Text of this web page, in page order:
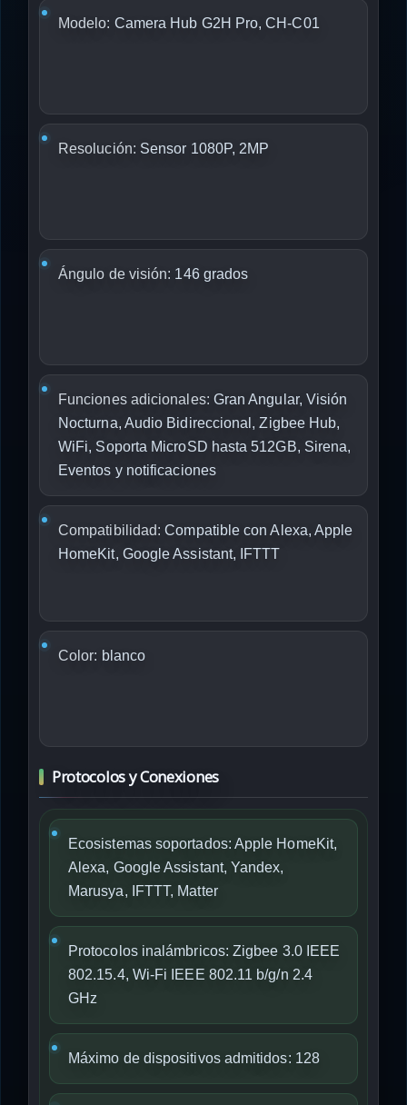
Modelo: Camera Hub G2H Pro, CH-C01
Resolución: Sensor 1080P, 2MP
Ángulo de visión: 146 grados
Funciones adicionales: Gran Angular, Visión
Nocturna, Audio Bidireccional, Zigbee Hub,
WiFi, Soporta MicroSD hasta 512GB, Sirena,
Eventos y notificaciones
Compatibilidad: Compatible con Alexa, Apple
HomeKit, Google Assistant, IFTTT
Color: blanco
Protocolos y Conexiones
Ecosistemas soportados: Apple HomeKit,
Alexa, Google Assistant, Yandex,
Marusya, IFTTT, Matter
Protocolos inalámbricos: Zigbee 3.0 IEEE
802.15.4, Wi-Fi IEEE 802.11 b/g/n 2.4
GHz
Máximo de dispositivos admitidos: 128